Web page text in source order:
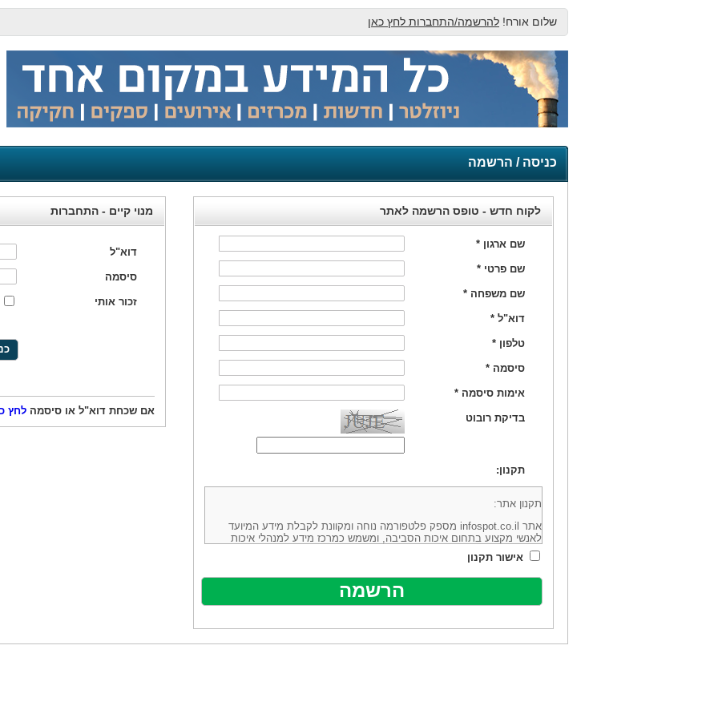
שלום אורח! להרשמה/התחברות לחץ כאן
כניסה / הרשמה
מנוי קיים - התחברות
דוא"ל
סיסמה
זכור אותי
אם שכחת דוא"ל או סיסמה לחץ
לקוח חדש - טופס הרשמה לאתר
שם ארגון *
שם פרטי *
שם משפחה *
דוא"ל *
טלפון *
סיסמה *
אימות סיסמה *
בדיקת רובוט
תקנון:
תקנון אתר:
אתר infospot.co.il מספק פלטפורמה נוחה ומקוונת לקבלת מידע המיועד
לאנשי מקצוע בתחום איכות הסביבה, ומשמש כמרכז מידע למנהלי איכות
סביבה (להלן: "המידע"). האתר בבעלותה ובניהולה של חברת יזמות וידע
מיקוד 6113102 ובדוא"ל: office@infospot.co.il (להלן: "האתר").
האתר אינו מספק את השירותים המפורסמים באתר ע"י ספקים שונים, איננו
מוכר את השירות המוצע באתר ע"י ספקים שונים, איננו מעורב במתן השירות
אלקטרונית של פרסום עבור נותני שירותים אלו. במילים אחרות, האחריות על
ביצוע העסקה בין הגולשים לבין המפרסמים נותני השירות ואיכותה מוטלת על
אישור תקנון